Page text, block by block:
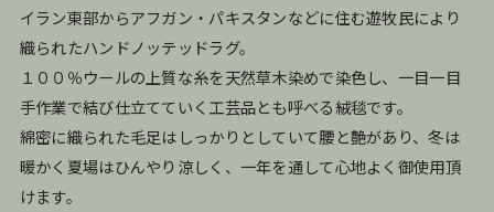
イラン東部からアフガン・パキスタンなどに住む遊牧民により
織られたハンドノッテッドラグ。
１００％ウールの上質な糸を天然草木染めで染色し、一目一目
手作業で結び仕立てていく工芸品とも呼べる絨毯です。
綿密に織られた毛足はしっかりとしていて腰と艶があり、冬は
暖かく夏場はひんやり涼しく、一年を通して心地よく御使用頂
けます。